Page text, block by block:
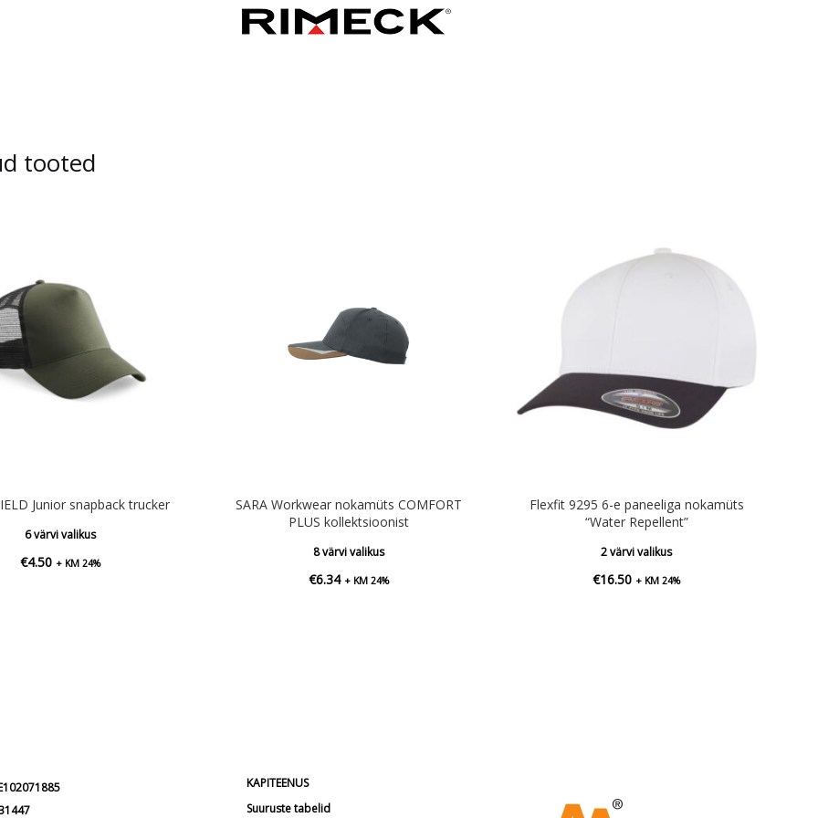
tooted
Junior snapback trucker
6 värvi valikus
€4.50 + KM 24%
SARA Workwear nokamüts COMFORT
PLUS kollektsioonist
8 värvi valikus
€6.34 + KM 24%
Flexfit 9295 6-e paneeliga nokamüts
“Water Repellent”
2 värvi valikus
€16.50 + KM 24%
KAPITEENUS
Suuruste tabelid